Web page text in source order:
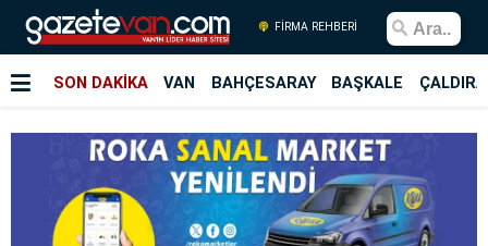
FİRMA REHBERİ
SON DAKİKA VAN BAHÇESARAY BAŞKALE